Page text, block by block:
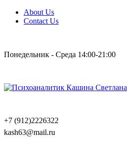
About Us
Contact Us
Понедельник - Среда 14:00-21:00
+7 (912)2226322
kash63@mail.ru